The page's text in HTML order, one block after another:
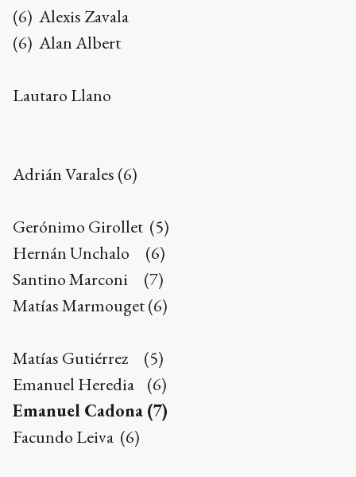
(6) Alexis Zavala
(6) Alan Albert
Lautaro Llano
Adrián Varales (6)
Gerónimo Girollet (5)
Hernán Unchalo (6)
Santino Marconi (7)
Matías Marmouget (6)
Matías Gutiérrez (5)
Emanuel Heredia (6)
Emanuel Cadona (7)
Facundo Leiva (6)